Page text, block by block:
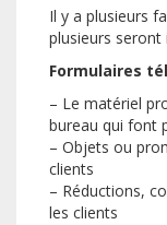
Il y a plusieurs
plusieurs
Formulaires
– Le matériel
bureau qui font
– Objets ou
clients
– Réductions,
les clients